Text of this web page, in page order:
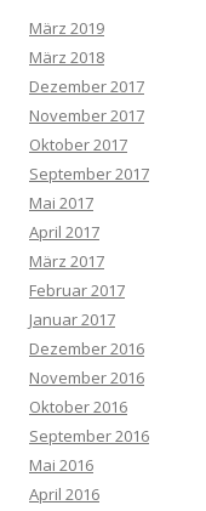
März 2019
März 2018
Dezember 2017
November 2017
Oktober 2017
September 2017
Mai 2017
April 2017
März 2017
Februar 2017
Januar 2017
Dezember 2016
November 2016
Oktober 2016
September 2016
Mai 2016
April 2016